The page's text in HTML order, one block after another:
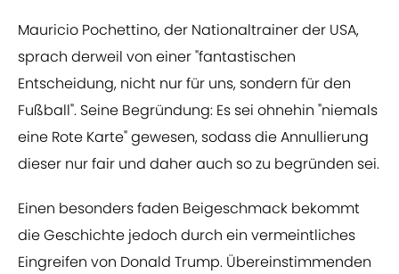
Mauricio Pochettino, der Nationaltrainer der USA,
sprach derweil von einer "fantastischen
Entscheidung, nicht nur für uns, sondern für den
Fußball". Seine Begründung: Es sei ohnehin "niemals
eine Rote Karte" gewesen, sodass die Annullierung
dieser nur fair und daher auch so zu begründen sei.
Einen besonders faden Beigeschmack bekommt
die Geschichte jedoch durch ein vermeintliches
Eingreifen von Donald Trump. Übereinstimmenden